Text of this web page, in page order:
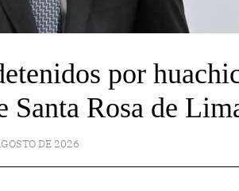
por
Santa Rosa de
DE 2026